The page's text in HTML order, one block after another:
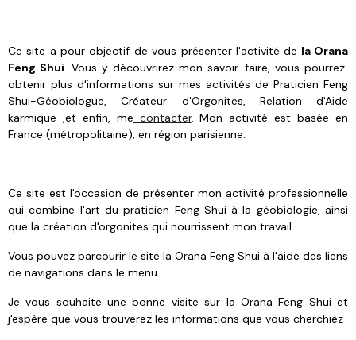
Ce site a pour objectif de vous présenter l'activité de Ia Orana
Feng Shui. Vous y découvrirez mon savoir-faire, vous pourrez
obtenir plus d'informations sur mes activités de Praticien Feng
Shui-Géobiologue, Créateur d'Orgonites, Relation d'Aide
karmique ,et enfin, me contacter. Mon activité est basée en
France (métropolitaine), en région parisienne.
Ce site est l'occasion de présenter mon activité professionnelle
qui combine l'art du praticien Feng Shui à la géobiologie, ainsi
que la création d'orgonites qui nourrissent mon travail.
Vous pouvez parcourir le site Ia Orana Feng Shui à l'aide des liens
de navigations dans le menu.
Je vous souhaite une bonne visite sur Ia Orana Feng Shui et
j'espère que vous trouverez les informations que vous cherchiez